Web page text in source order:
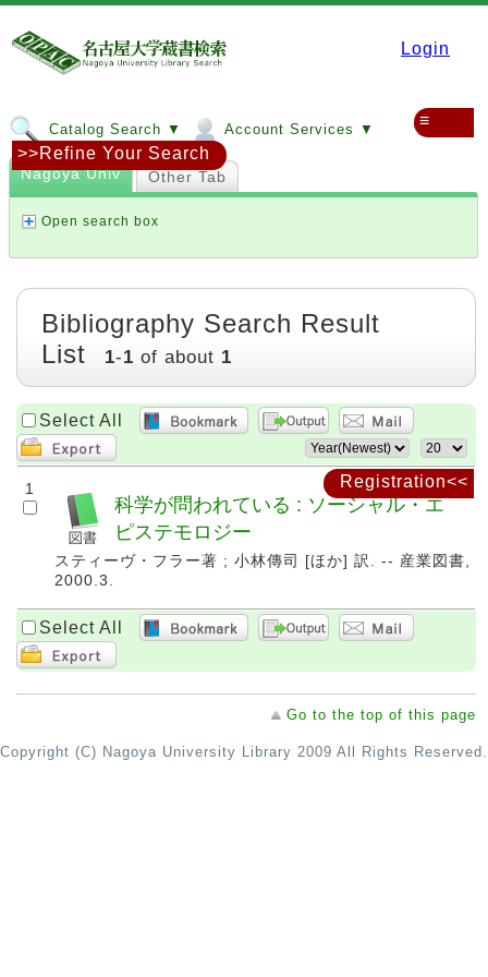
Login
Catalog Search ▼ Account Services ▼ ≡
Registration<<
Nagoya Univ Other Tab
Open search box
>>Refine Your Search
Bibliography Search Result
List
1-1 of about 1
Select All
1
科学が問われている : ソーシャル・エ
ピステモロジー
スティーヴ・フラー著 ; 小林傳司 [ほか] 訳. -- 産業図書,
2000.3.
Select All
Go to the top of this page
Copyright (C) Nagoya University Library 2009 All Rights Reserved.